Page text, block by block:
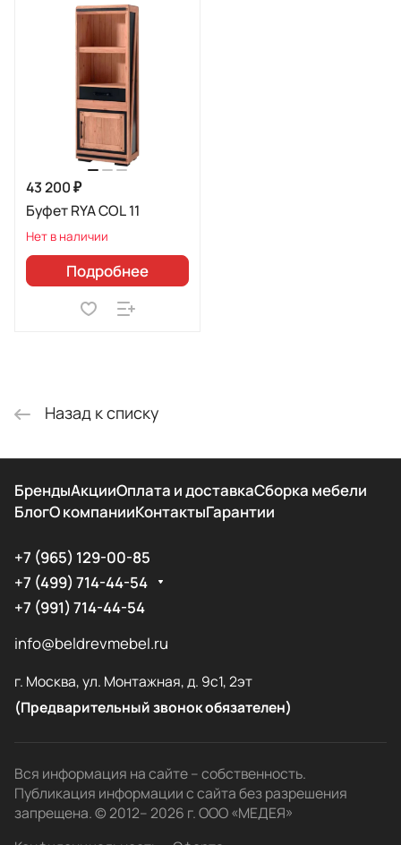
43 200 ₽
Буфет RYA COL 11
Нет в наличии
Подробнее
Назад к списку
БрендыАкцииОплата и доставкаСборка мебели
БлогО компанииКонтактыГарантии
+7 (965) 129-00-85
+7 (499) 714-44-54
+7 (991) 714-44-54
info@beldrevmebel.ru
г. Москва, ул. Монтажная, д. 9с1, 2эт
(Предварительный звонок обязателен)
Вся информация на сайте – собственность.
Публикация информации с сайта без разрешения
запрещена. © 2012– 2026 г. ООО «МЕДЕЯ»